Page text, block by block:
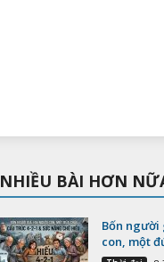
NHIỀU BÀI HƠN
Bốn
con, một